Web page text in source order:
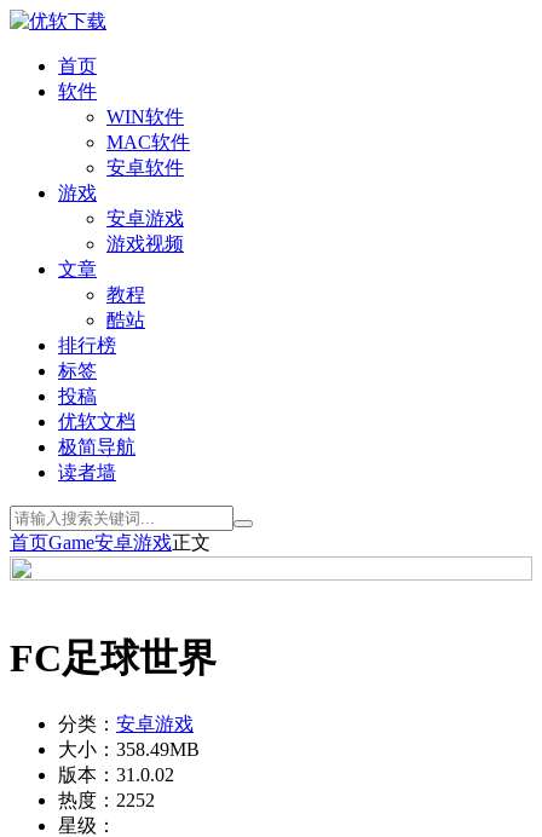
首页
软件
WIN软件
MAC软件
安卓软件
游戏
安卓游戏
游戏视频
文章
教程
酷站
排行榜
标签
投稿
优软文档
极简导航
读者墙
首页Game安卓游戏正文
FC足球世界
分类： 安卓游戏
大小： 358.49MB
版本： 31.0.02
热度： 2252
星级：